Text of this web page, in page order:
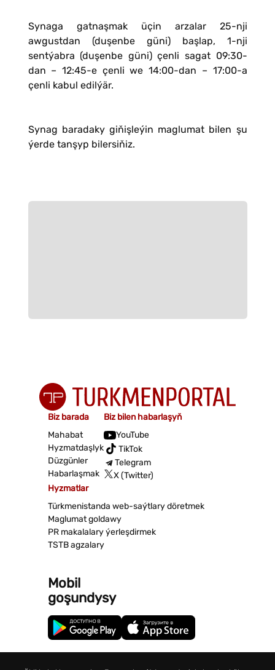
Synaga gatnaşmak üçin arzalar 25-nji
awgustdan (duşenbe güni) başlap, 1-nji
sentýabra (duşenbe güni) çenli sagat 09:30-
dan – 12:45-e çenli we 14:00-dan – 17:00-a
çenli kabul edilýär.
Synag baradaky giňişleýin maglumat bilen şu
ýerde tanşyp bilersiňiz.
Biz barada
Mahabat
Hyzmatdaşlyk
Düzgünler
Habarlaşmak
Biz bilen habarlaşyň
YouTube
TikTok
Telegram
X (Twitter)
Hyzmatlar
Türkmenistanda web-saýtlary döretmek
Maglumat goldawy
PR makalalary ýerleşdirmek
TSTB agzalary
Mobil
goşundysy